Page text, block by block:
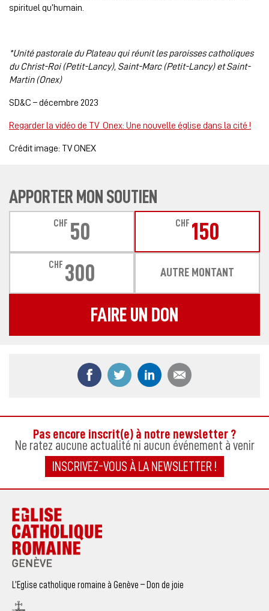
spirituel qu’humain.
*Unité pastorale du Plateau qui réunit les paroisses catholiques
du Christ-Roi (Petit-Lancy), Saint-Marc (Petit-Lancy) et Saint-
Martin (Onex)
SD&C – décembre 2023
Regarder la vidéo de TV Onex: Une nouvelle église dans la cité !
Crédit image: TV ONEX
APPORTER MON SOUTIEN
CHF 50 CHF 150
CHF 300 AUTRE MONTANT
FAIRE UN DON
Partager ce contenu sur Facebook
Partager ce contenu sur Twitter
Partager ce contenu
Pas encore inscrit(e) à notre newsletter ?
Ne ratez aucune actualité ni aucun événement à venir
INSCRIVEZ-VOUS À LA NEWSLETTER !
L’Eglise catholique romaine à Genève – Don de joie